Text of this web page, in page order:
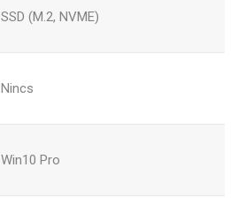
SSD (M.2, NVME)
Nincs
Win10 Pro